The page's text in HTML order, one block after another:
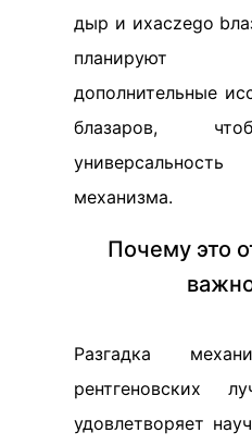
дыр и ихaczego
планируют
дополнительные
блазаров,
механизма.
Почему это
Разгадка
рентгеновских
удовлетворяет